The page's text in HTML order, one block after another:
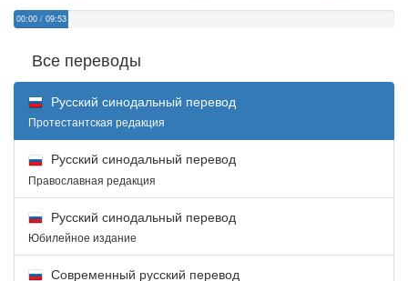
00:00 / 09:53
Все переводы
Русский синодальный перевод
Протестантская редакция
Русский синодальный перевод
Православная редакция
Русский синодальный перевод
Юбилейное издание
Современный русский перевод